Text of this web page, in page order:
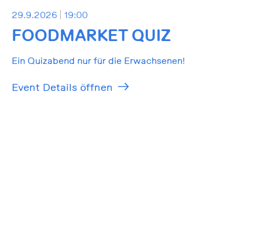
29.9.2026 19:00
FOODMARKET QUIZ
Ein Quizabend nur für die Erwachsenen!
Event Details öffnen